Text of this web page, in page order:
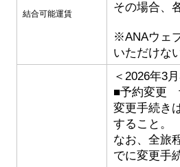
結合可能運賃
その場合、
※ANAウェ
いただけな
＜2026年3
■予約変更
変更手続き
すること。
なお、全旅
でに変更手